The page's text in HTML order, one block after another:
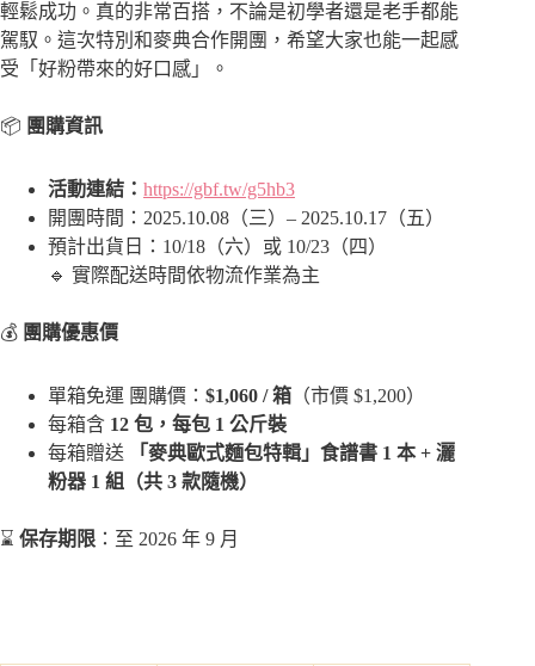
輕鬆成功。真的非常百搭，不論是初學者還是老手都能
駕馭。這次特別和麥典合作開團，希望大家也能一起感
受「好粉帶來的好口感」。
📦 團購資訊
活動連結： https://gbf.tw/g5hb3
開團時間：2025.10.08（三）– 2025.10.17（五）
預計出貨日：10/18（六）或 10/23（四）
🔹 實際配送時間依物流作業為主
💰 團購優惠價
單箱免運 團購價： $1,060 / 箱 （市價 $1,200）
每箱含 12 包，每包 1 公斤裝
每箱贈送
「麥典歐式麵包特輯」食譜書 1 本 + 灑
粉器 1 組（共 3 款隨機）
⌛ 保存期限 ：至 2026 年 9 月